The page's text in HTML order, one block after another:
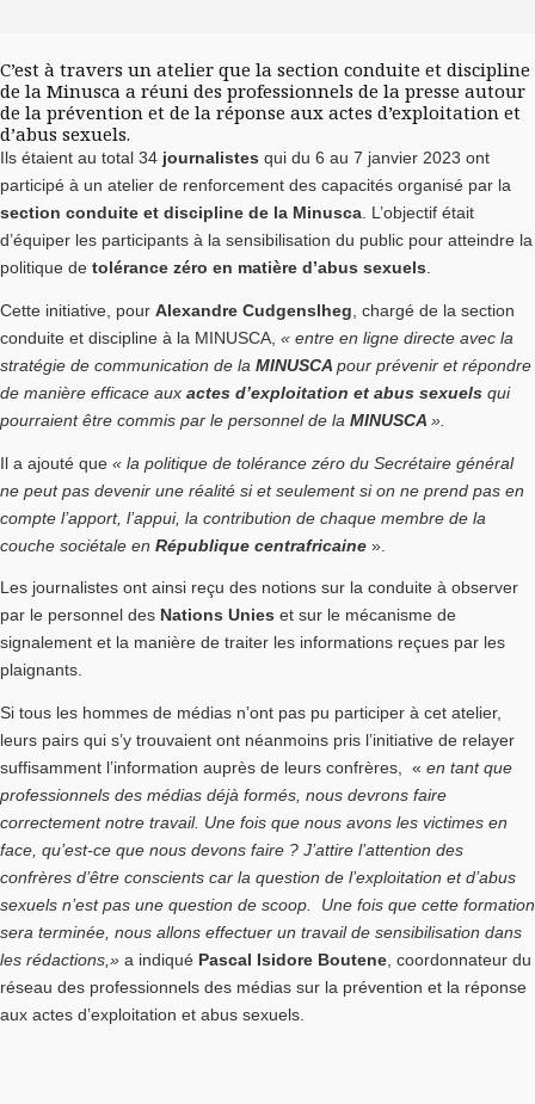
C’est à travers un atelier que la section conduite et discipline
de la Minusca a réuni des professionnels de la presse autour
de la prévention et de la réponse aux actes d’exploitation et
d’abus sexuels.
Ils étaient au total 34 journalistes qui du 6 au 7 janvier 2023 ont
participé à un atelier de renforcement des capacités organisé par la
section conduite et discipline de la Minusca. L’objectif était
d’équiper les participants à la sensibilisation du public pour atteindre la
politique de tolérance zéro en matière d’abus sexuels.
Cette initiative, pour Alexandre Cudgenslheg , chargé de la section
conduite et discipline à la MINUSCA, « entre en ligne directe avec la
stratégie de communication de la MINUSCA pour prévenir et répondre
de manière efficace aux actes d’exploitation et abus sexuels qui
pourraient être commis par le personnel de la MINUSCA ».
Il a ajouté que « la politique de tolérance zéro du Secrétaire général
ne peut pas devenir une réalité si et seulement si on ne prend pas en
compte l’apport, l’appui, la contribution de chaque membre de la
couche sociétale en République centrafricaine ».
Les journalistes ont ainsi reçu des notions sur la conduite à observer
par le personnel des Nations Unies et sur le mécanisme de
signalement et la manière de traiter les informations reçues par les
plaignants.
Si tous les hommes de médias n’ont pas pu participer à cet atelier,
leurs pairs qui s’y trouvaient ont néanmoins pris l’initiative de relayer
suffisamment l’information auprès de leurs confrères, « en tant que
professionnels des médias déjà formés, nous devrons faire
correctement notre travail. Une fois que nous avons les victimes en
face, qu’est-ce que nous devons faire ? J’attire l’attention des
confrères d’être conscients car la question de l’exploitation et d’abus
sexuels n’est pas une question de scoop. Une fois que cette formation
sera terminée, nous allons effectuer un travail de sensibilisation dans
les rédactions,» a indiqué Pascal Isidore Boutene , coordonnateur du
réseau des professionnels des médias sur la prévention et la réponse
aux actes d’exploitation et abus sexuels.